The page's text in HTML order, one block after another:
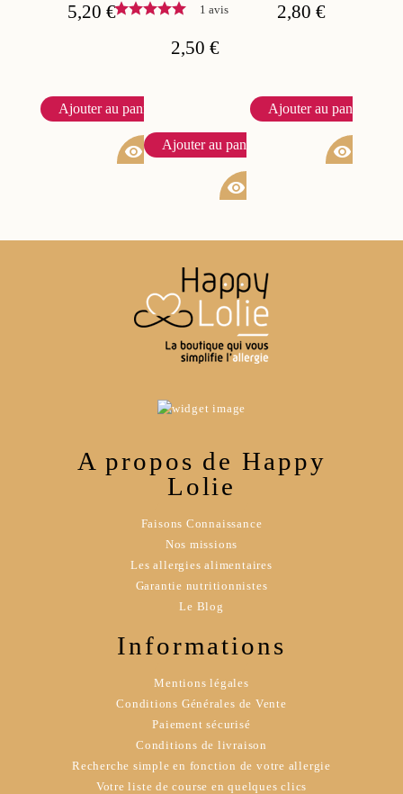
5,20 €
Ajouter au panier
visibility
1 avis
2,50 €
Ajouter au panier
visibility
2,80 €
Ajouter au panier
visibility
A propos de Happy
Lolie
Faisons Connaissance
Nos missions
Les allergies alimentaires
Garantie nutritionnistes
Le Blog
Informations
Mentions légales
Conditions Générales de Vente
Paiement sécurisé
Conditions de livraison
Recherche simple en fonction de votre allergie
Votre liste de course en quelques clics